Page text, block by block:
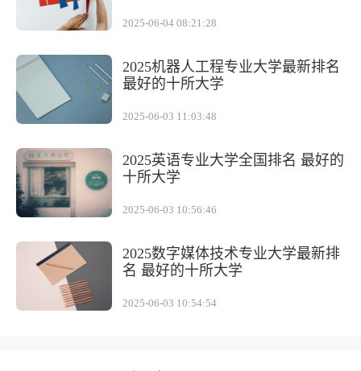
2025-06-04 08:21:28
2025机器人工程专业大学最新排名
最好的十所大学
2025-06-03 11:03:48
2025英语专业大学全国排名 最好的
十所大学
2025-06-03 10:56:46
2025数字媒体技术专业大学最新排
名 最好的十所大学
2025-06-03 10:54:54